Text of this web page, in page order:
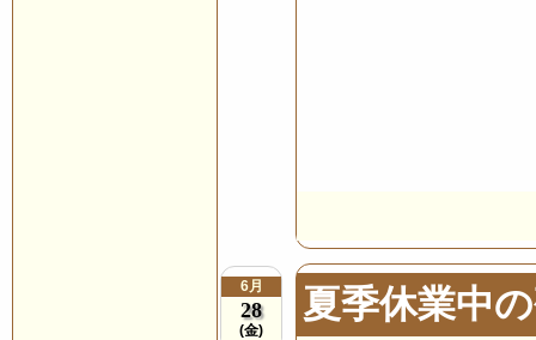
6月
28
(金)
夏季休業中